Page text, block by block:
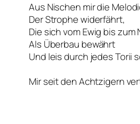
Aus Nischen mir die
Der Strophe widerfährt,
Die sich vom Ewig bis zum
Als Überbau bewährt
Und leis durch jedes Torii
Mir seit den Achtzigern